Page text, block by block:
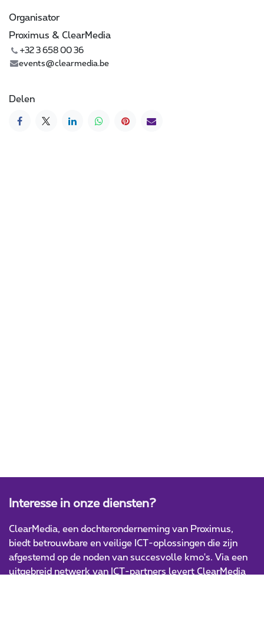
Organisator
Proximus & ClearMedia
+32 3 658 00 36
events@clearmedia.be
Delen
Interesse in onze diensten?
ClearMedia, een dochteronderneming van Proximus,
biedt betrouwbare en veilige ICT-oplossingen die zijn
afgestemd op de noden van succesvolle kmo's. Via een
uitgebreid netwerk van ICT-partners levert ClearMedia